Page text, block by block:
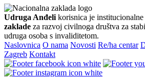
Udruga Anđeli korisnica je institucionalne
zaklade za razvoj civilnoga društva za
udruga osoba s invaliditetom.
Naslovnica O nama Novosti Re/ha centar
Zagreb Kontakt